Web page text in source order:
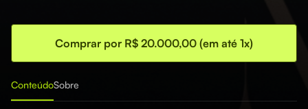
Comprar por R$ 20.000,00 (em até 1x)
ConteúdoSobre